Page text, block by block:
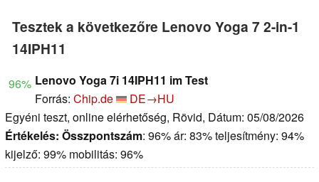
Tesztek a következőre Lenovo Yoga 7 2-in-1
14IPH11
96% Lenovo Yoga 7i 14IPH11 im Test
Forrás: Chip.de
DE→HU
Egyéni teszt, online elérhetőség, Rövid, Dátum: 05/08/2026
Értékelés: Összpontszám: 96% ár: 83% teljesítmény: 94%
kijelző: 99% mobilitás: 96%